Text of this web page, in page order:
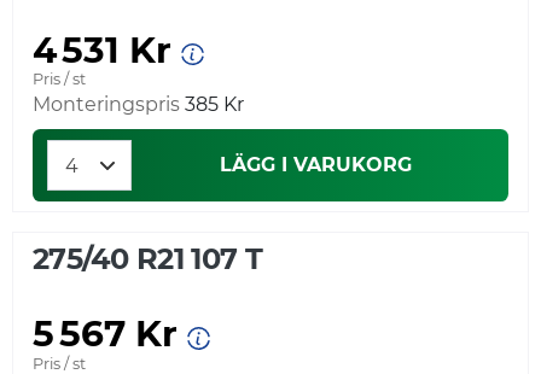
4 531 Kr
Pris / st
Monteringspris 385 Kr
LÄGG I VARUKORG
275/40 R21 107 T
5 567 Kr
Pris / st